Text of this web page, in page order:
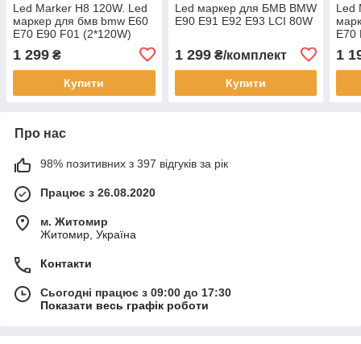
Led Marker H8 120W. Led
маркер для бмв bmw E60
E70 E90 F01 (2*120W)
1 299 ₴
Купити
Led маркер для БМВ BMW
E90 Е91 Е92 Е93 LCI 80W
1 299₴/комплект
Купити
Led
E70
1
Про нас
98% позитивних з 397 відгуків за рік
Працює з 26.08.2020
м. Житомир
Житомир, Україна
Контакти
Сьогодні працює з 09:00 до 17:30
Показати весь графік роботи